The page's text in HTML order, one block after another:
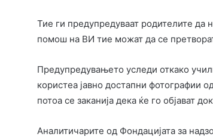
Тие ги предупредуваат родителите да
помош на ВИ тие можат да се
Предупредувањето уследи откако
користеа јавно достапни фотографии
потоа се заканија дека ќе го објават
Аналитичарите од Фондацијата за